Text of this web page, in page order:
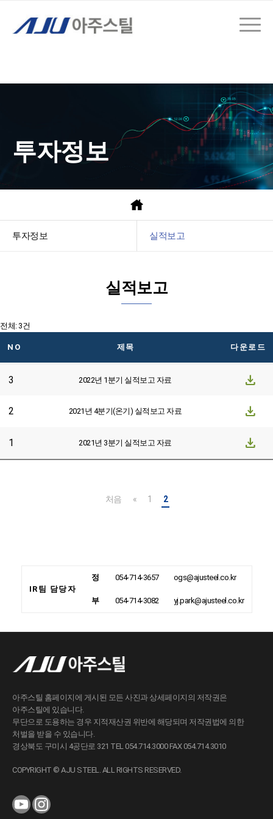
투자정보
투자정보 실적보고
실적보고
전체: 3건
NO 제목 다운로드
3 2022년 1분기 실적보고 자료 download
2 2021년 4분기(온기) 실적보고 자료 download
1 2021년 3분기 실적보고 자료 download
처음 « 1 2
IR팀 담당자
정 054-714-3657 ogs@ajusteel.co.kr
부 054-714-3082 yj.park@ajusteel.co.kr
아주스틸 홈페이지에 게시된 모든 사진과 상세페이지의 저작권은
아주스틸에 있습니다.
무단으로 도용하는 경우 지적재산권 위반에 해당되며 저작권법에 의한
처벌을 받을 수 있습니다.
경상북도 구미시 4공단로 321 TEL 054.714.3000 FAX 054.714.3010
COPYRIGHT © AJU STEEL. ALL RIGHTS RESERVED.